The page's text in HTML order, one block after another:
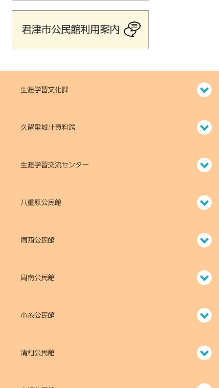
生涯学習文化課
久留里城址資料館
生涯学習交流センター
八重原公民館
周西公民館
周南公民館
小糸公民館
清和公民館